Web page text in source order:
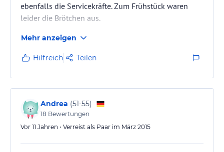
ebenfalls die Servicekräfte. Zum Frühstück waren
leider die Brötchen aus.
Mehr anzeigen
Hilfreich Teilen
Andrea (51-55)
18 Bewertungen
Vor 11 Jahren • Verreist als Paar im März 2015